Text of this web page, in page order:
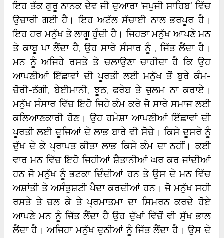
ਇਹ ਤੱਕ ਗੁਰੂ ਨਾਨਕ ਦੇਵ ਜੀ ਦੁਆਰਾ ‘ਜਪੁਜੀ ਸਾਹਿਬ’ ਵਿੱਚ
ਉਚਾਰੀ ਗਈ ਹੈ। ਇਹ ਅਟੱਲ ਸੱਚਾਈ ਨਾਲ ਭਰਪੂਰ ਹੈ।
ਇਹ ਹਰ ਮਨੁੱਖ ਤੇ ਲਾਗੂ ਹੁੰਦੀ ਹੈ। ਜਿਹੜਾ ਮਨੁੱਖ ਆਪਣੇ ਮਨ
ਤੇ ਕਾਬੂ ਪਾ ਲੈਂਦਾ ਹੈ, ਉਹ ਸਾਰੇ ਸੰਸਾਰ ਨੂੰ , ਜਿੱਤ ਲੈਂਦਾ ਹੈ।
ਮਨ ਨੂੰ ਅਜਿਹੇ ਰਸਤੇ ਤੇ ਚਲਾਉਣਾ ਚਾਹੀਦਾ ਹੈ ਕਿ ਉਹ
ਆਪਣੀਆਂ ਇੱਛਾਵਾਂ ਦੀ ਪੂਰਤੀ ਲਈ ਮਨੁੱਖ ਤੋਂ ਬੁਰੇ ਕੰਮ-
ਚੋਰੀ-ਠੱਗੀ, ਬੇਈਮਾਨੀ, ਝੂਠ, ਫਰੇਬ ਤੇ ਜ਼ੁਲਮ ਨਾ ਕਰਾਏ।
ਮਨੁੱਖ ਸੰਸਾਰ ਵਿੱਚ ਇਹੋ ਜਿਹੇ ਕੰਮ ਕਰੇ ਜੋ ਸਾਰੇ ਸਮਾਜ ਲਈ
ਕਲਿਆਣਕਾਰੀ ਹੋਣ। ਉਹ ਹਮੇਸ਼ਾ ਆਪਣੀਆਂ ਇੱਛਾਵਾਂ ਦੀ
ਪੂਰਤੀ ਲਈ ਦੂਜਿਆਂ ਦੇ ਲਾਭ ਬਾਰੇ ਵੀ ਸੋਚੇ। ਕਿਸੇ ਦੂਸਰੇ ਨੂੰ
ਦੁੱਖ ਦੇ ਕੇ ਪ੍ਰਾਪਤ ਕੀਤਾ ਲਾਭ ਕਿਸੇ ਕੰਮ ਦਾ ਨਹੀਂ। ਕਈ
ਵਾਰ ਮਨ ਵਿੱਚ ਇਹੋ ਜਿਹੀਆਂ ਸ਼ੈਤਾਨੀਆਂ ਘਰ ਕਰ ਜਾਂਦੀਆਂ
ਹਨ ਜੋ ਮਨੁੱਖ ਨੂੰ ਭਟਕਾ ਦਿੰਦੀਆਂ ਹਨ ਤੇ ਉਸ ਦੇ ਮਨ ਵਿੱਚ
ਅਸ਼ਾਂਤੀ ਤੇ ਅਸੰਤੁਸ਼ਟੀ ਪੈਦਾ ਕਰਦੀਆਂ ਹਨ। ਜੋ ਮਨੁੱਖ ਸਹੀ
ਰਸਤੇ ਤੇ ਚਲ ਕੇ ਤੇ ਪ੍ਰਮਾਤਮਾ ਦਾ ਸਿਮਰਨ ਕਰਦੇ ਹੋਏ
ਆਪਣੇ ਮਨ ਨੂੰ ਜਿੱਤ ਲੈਂਦਾ ਹੈ ਉਹ ਦੁੱਖਾਂ ਵਿੱਚੋਂ ਵੀ ਸੁੱਖ ਭਾਲ
ਲੈਂਦਾ ਹੈ। ਅਜਿਹਾ ਮਨੁੱਖ ਦੁਨੀਆਂ ਨੂੰ ਜਿੱਤ ਲੈਂਦਾ ਹੈ। ਉਸ ਦੇ